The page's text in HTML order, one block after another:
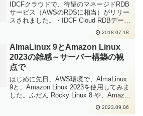
IDCFクラウドで、待望のマネージドRDB
サービス（AWSのRDSに相当）がリリー
スされました。・IDCF Cloud RDBデータ
ベースは、MySQL Community Edition
5.7のみの提供です。細かい機能仕様やベ
ンチマーク...
2018.07.18
AlmaLinux 9とAmazon Linux
2023の雑感～サーバー構築の観
点で
はじめに先日、AWS環境で、AlmaLinux
9と、Amazon Linux 2023を使用してみま
した。ふだん Rocky Linux 8 や、Amazon
Linux 2でWeb+DBサーバーを構築してい
るのと同じように、ひととおりの...
2023.09.06